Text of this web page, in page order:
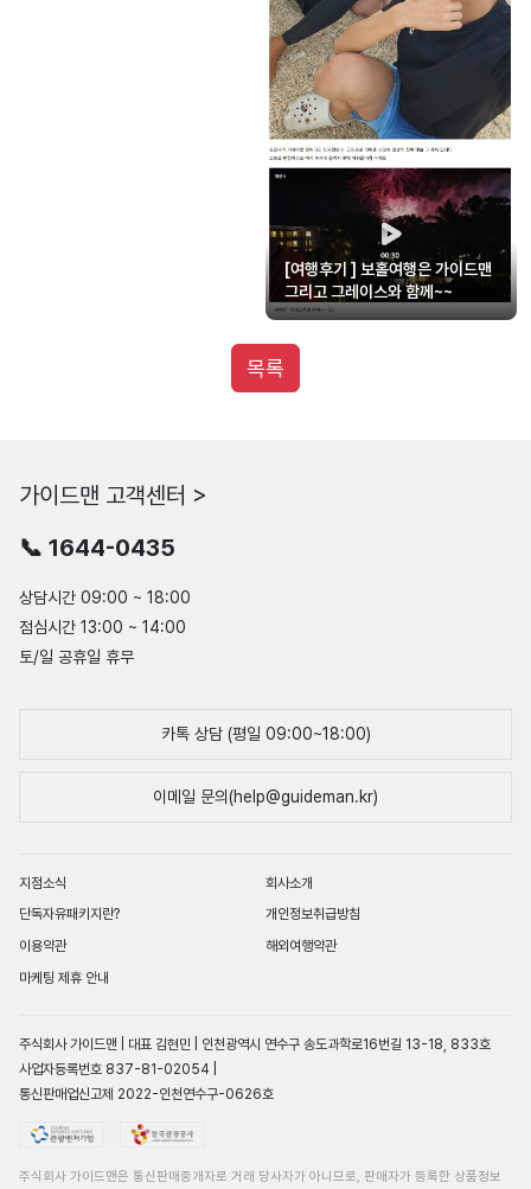
[여행후기 ] 보홀여행은 가이드맨
그리고 그레이스와 함께~~
목록
가이드맨 고객센터 >
📞 1644-0435
상담시간 09:00 ~ 18:00
점심시간 13:00 ~ 14:00
토/일 공휴일 휴무
카톡 상담 (평일 09:00~18:00)
이메일 문의(help@guideman.kr)
지점소식
회사소개
단독자유패키지란?
개인정보취급방침
이용약관
해외여행약관
마케팅 제휴 안내
주식회사 가이드맨 | 대표 김현민 | 인천광역시 연수구 송도과학로16번길 13-18, 833호
사업자등록번호 837-81-02054 |
통신판매업신고제 2022-인천연수구-0626호
주식회사 가이드맨은 통신판매중개자로 거래 당사자가 아니므로, 판매자가 등록한 상품정보